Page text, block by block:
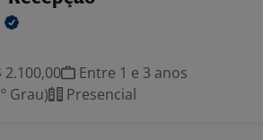
2.100,00
Entre 1 e 3 anos
Grau)
Presencial